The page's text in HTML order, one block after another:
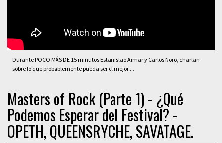
Durante POCO MÁS DE 15 minutos Estanislao Aimar y Carlos Noro, charlan
sobre lo que probablemente pueda ser el mejor ...
Masters of Rock (Parte 1) - ¿Qué
Podemos Esperar del Festival? -
OPETH, QUEENSRYCHE, SAVATAGE.